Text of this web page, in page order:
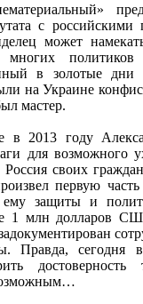
с российскими
может
политиков
в золотые дни
на Украине
мастер.
в 2013 году
для возможного
Россия своих
первую
ему защиты и
1 млн долларов
Правда, сегодня